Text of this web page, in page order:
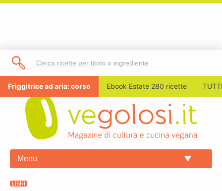
Friggitrice ad aria: corso Ebook Estate 280 ricette
Menu
LIBRI